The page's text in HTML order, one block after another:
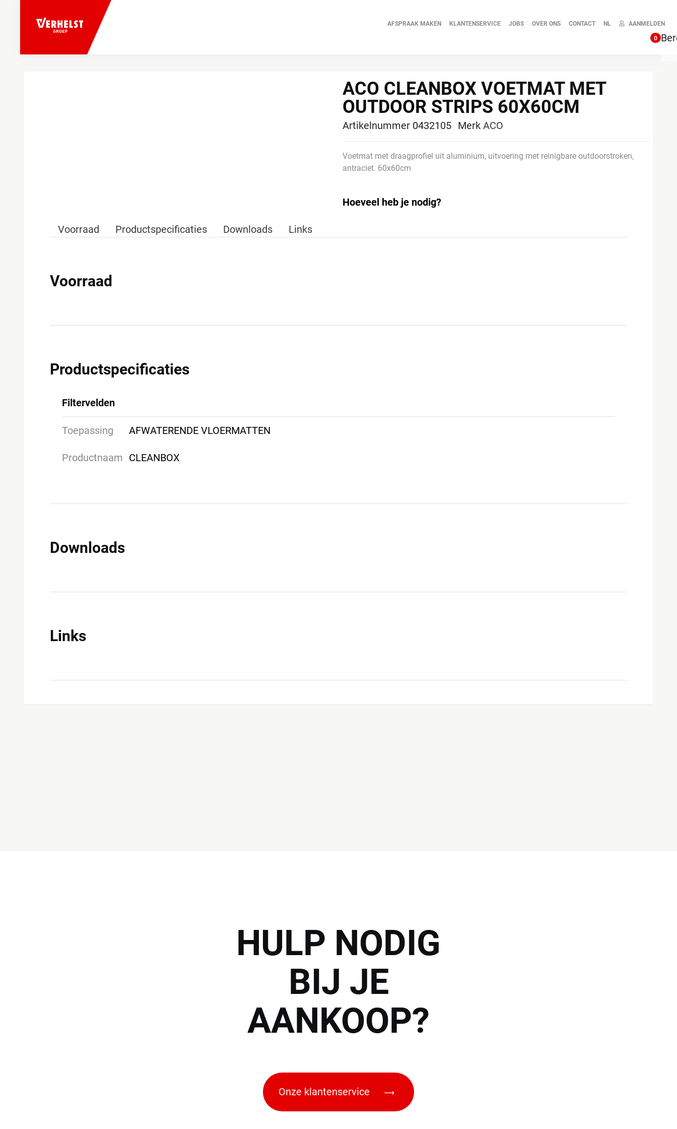
AFSPRAAK MAKEN KLANTENSERVICE JOBS OVER ONS CONTACT NL AANMELDEN
0
ACO CLEANBOX VOETMAT MET
OUTDOOR STRIPS 60X60CM
Artikelnummer 0432105 Merk ACO
Voetmat met draagprofiel uit aluminium, uitvoering met reinigbare outdoorstroken,
antraciet. 60x60cm
Hoeveel heb je nodig?
Voorraad Productspecificaties Downloads Links
Voorraad
Productspecificaties
Filtervelden
Toepassing AFWATERENDE VLOERMATTEN
Productnaam CLEANBOX
Downloads
Links
HULP NODIG
BIJ JE
AANKOOP?
Onze klantenservice